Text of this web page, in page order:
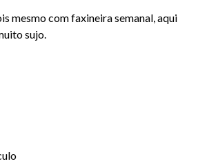
mesmo com faxineira semanal, aqui
sujo.